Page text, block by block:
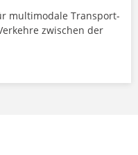
multimodale Transport-
zwischen der